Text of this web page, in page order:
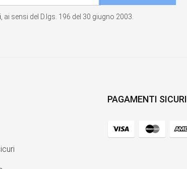
, ai sensi del D.lgs. 196 del 30 giugno 2003.
PAGAMENTI SICURI